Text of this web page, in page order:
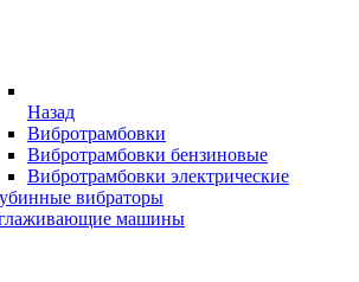
Назад
Вибротрамбовки
Вибротрамбовки бензиновые
Вибротрамбовки электрические
вибраторы
машины